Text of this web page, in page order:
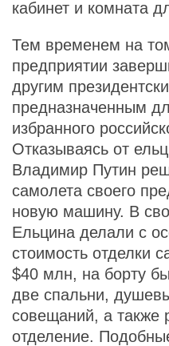
кабинет и комната
Тем временем на
предприятии
другим
предназначенным
избранного
Отказываясь от
Владимир Путин
самолета своего
новую машину. В
Ельцина делали с
стоимость отделки
$40 млн, на борту
две спальни,
совещаний, а также
отделение.